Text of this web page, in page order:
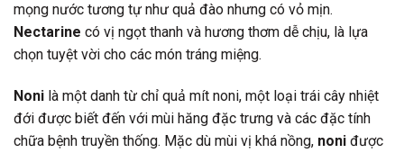
mọng nước tương tự như quả đào nhưng có vỏ mịn.
Nectarine có vị ngọt thanh và hương thơm dễ chịu, là lựa
chọn tuyệt vời cho các món tráng miệng.
Noni là một danh từ chỉ quả mít noni, một loại trái cây nhiệt
đới được biết đến với mùi hăng đặc trưng và các đặc tính
chữa bệnh truyền thống. Mặc dù mùi vị khá nồng, noni được